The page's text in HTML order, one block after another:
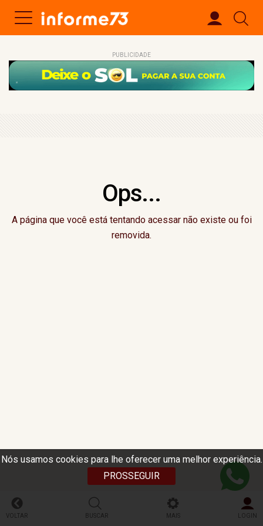
Nós usamos cookies para lhe oferecer uma melhor experiência.
PROSSEGUIR
PUBLICIDADE
Ops...
A página que você está tentando acessar não existe ou foi
removida.
VOLTAR BUSCAR MAIS LOGIN